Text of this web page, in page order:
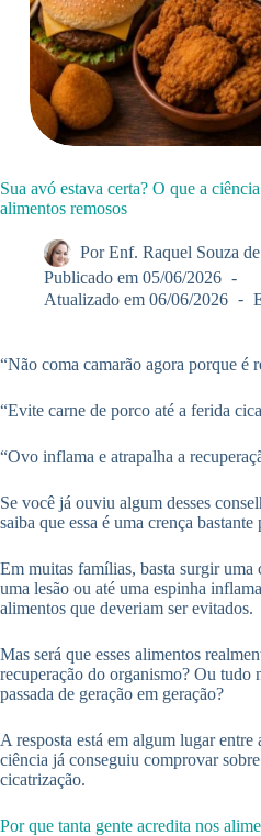
Sua avó estava certa? O que a
alimentos remosos
Por Enf. Raquel Souza
Publicado em 05/06/2026
Atualizado em 06/06/2026
“Não coma camarão agora porque é
“Evite carne de porco até a ferida
“Ovo inflama e atrapalha a
Se você já ouviu algum desses
saiba que essa é uma crença
Em muitas famílias, basta surgir uma
uma lesão ou até uma espinha
alimentos que deveriam ser evitados.
Mas será que esses alimentos
recuperação do organismo? Ou tudo
passada de geração em geração?
A resposta está em algum lugar
ciência já conseguiu comprovar
cicatrização.
Por que tanta gente acredita nos